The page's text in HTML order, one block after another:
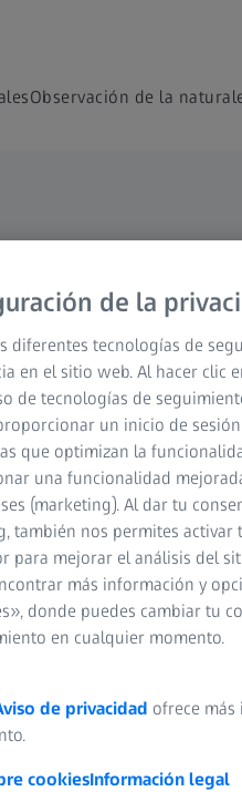
Observación de la
primer nivel para
o en el campo de
de competición y
igual en todos sus
fiable, excelencia
ZEISS le ayuda a
elige ZEISS,
usuarios apasionados.
de la
diferentes tecnologías de
en el sitio web. Al hacer clic
de tecnologías de
un inicio de
que optimizan la
una funcionalidad
(marketing). Al dar tu
también nos permites
para mejorar el análisis del
más información y
donde puedes cambiar tu
en cualquier momento.
de privacidad ofrece
cookiesInformación legal